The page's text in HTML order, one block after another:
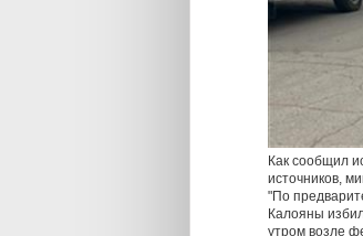
Как сообщил
источников,
"По
Калояны
утром возле